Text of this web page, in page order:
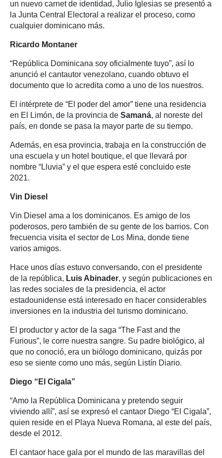
un nuevo carnet de identidad, Julio Iglesias se presentó a
la Junta Central Electoral a realizar el proceso, como
cualquier dominicano más.
Ricardo Montaner
“República Dominicana soy oficialmente tuyo”, así lo
anunció el cantautor venezolano, cuando obtuvo el
documento que lo acredita como a uno de los nuestros.
El intérprete de “El poder del amor” tiene una residencia
en El Limón, de la provincia de Samaná, al noreste del
país, en donde se pasa la mayor parte de su tiempo.
Además, en esa provincia, trabaja en la construcción de
una escuela y un hotel boutique, el que llevará por
nombre “Lluvia” y el que espera esté concluido este
2021.
Vin Diesel
Vin Diesel ama a los dominicanos. Es amigo de los
poderosos, pero también de su gente de los barrios. Con
frecuencia visita el sector de Los Mina, donde tiene
varios amigos.
Hace unos días estuvo conversando, con el presidente
de la república, Luis Abinader, y según publicaciones en
las redes sociales de la presidencia, el actor
estadounidense está interesado en hacer considerables
inversiones en la industria del turismo dominicano.
El productor y actor de la saga “The Fast and the
Furious”, le corre nuestra sangre. Su padre biológico, al
que no conoció, era un biólogo dominicano, quizás por
eso se siente como uno más, según Listín Diario.
Diego “El Cigala”
“Amo la República Dominicana y pretendo seguir
viviendo allí”, así se expresó el cantaor Diego “El Cigala”,
quien reside en el Playa Nueva Romana, al este del país,
desde el 2012.
El cantaor hace gala por el mundo de las maravillas del